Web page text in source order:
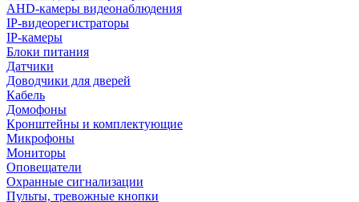
AHD-камеры видеонаблюдения
IP-видеорегистраторы
IP-камеры
Блоки питания
Датчики
Доводчики для дверей
Кабель
Домофоны
Кронштейны и комплектующие
Микрофоны
Мониторы
Оповещатели
Охранные сигнализации
Пульты, тревожные кнопки